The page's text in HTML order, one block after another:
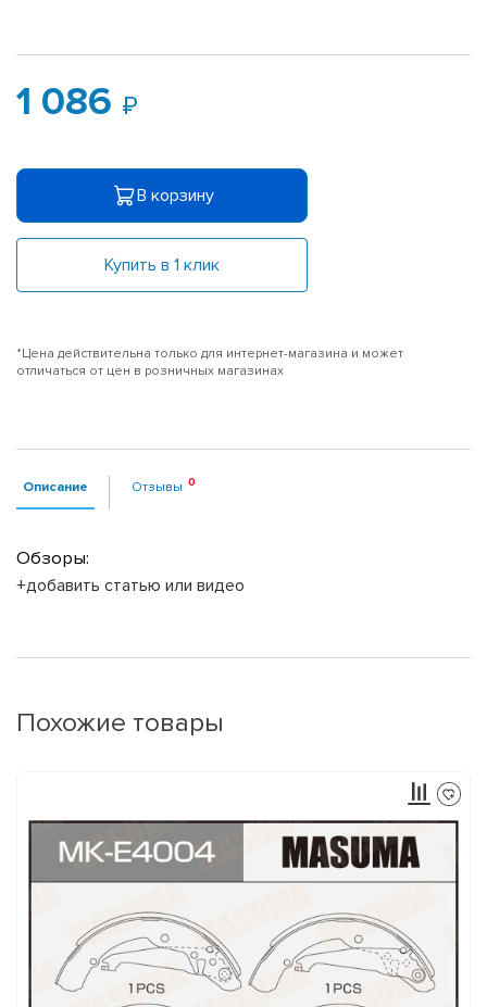
1 086
В корзину
Купить в 1 клик
*Цена действительна только для интернет-магазина и может
отличаться от цен в розничных магазинах
Описание Отзывы
Обзоры:
+добавить статью или видео
Похожие товары